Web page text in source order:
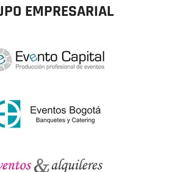
EMPRESARIAL